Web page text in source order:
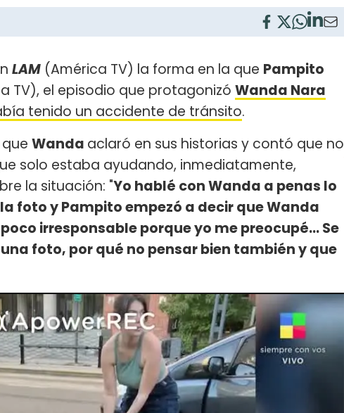
LAM (América TV) la forma en la que Pampito
TV), el episodio que protagonizó Wanda Nara
tenido un accidente de tránsito.
Wanda aclaró en sus historias y contó que no
solo estaba ayudando, inmediatamente,
la situación: "Yo hablé con Wanda a penas lo
foto y Pampito empezó a decir que Wanda
irresponsable porque yo me preocupé... Se
foto, por qué no pensar bien también y que